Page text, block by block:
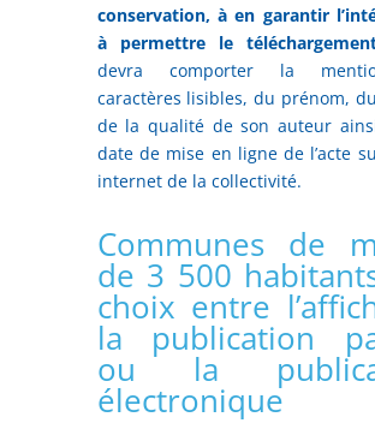
conservation, à en garantir
à permettre le
devra comporter la
caractères lisibles, du prénom,
de la qualité de son auteur
date de mise en ligne de l’acte
internet de la collectivité.
Communes de
de 3 500
choix entre
la publication
ou la
électronique